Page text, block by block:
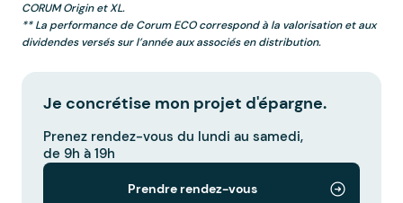
CORUM Origin et XL.
** La performance de Corum ECO correspond à la valorisation et aux
dividendes versés sur l’année aux associés en distribution.
Je concrétise mon projet d'épargne.
Prenez rendez-vous du lundi au samedi,
de 9h à 19h
Prendre rendez-vous